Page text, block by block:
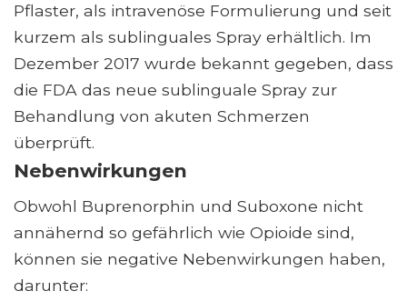
Pflaster, als intravenöse Formulierung und seit
kurzem als sublinguales Spray erhältlich. Im
Dezember 2017 wurde bekannt gegeben, dass
die FDA das neue sublinguale Spray zur
Behandlung von akuten Schmerzen
überprüft.
Nebenwirkungen
Obwohl Buprenorphin und Suboxone nicht
annähernd so gefährlich wie Opioide sind,
können sie negative Nebenwirkungen haben,
darunter: